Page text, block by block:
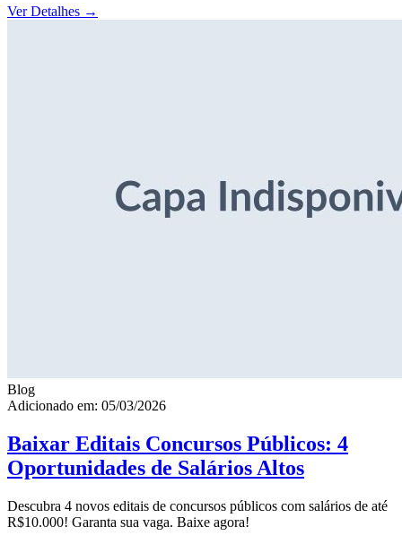
Ver Detalhes →
Blog
Adicionado em: 05/03/2026
Baixar Editais Concursos Públicos: 4
Oportunidades de Salários Altos
Descubra 4 novos editais de concursos públicos com salários de até
R$10.000! Garanta sua vaga. Baixe agora!